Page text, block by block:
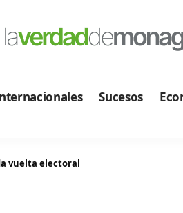
Sucesos
vuelta electoral